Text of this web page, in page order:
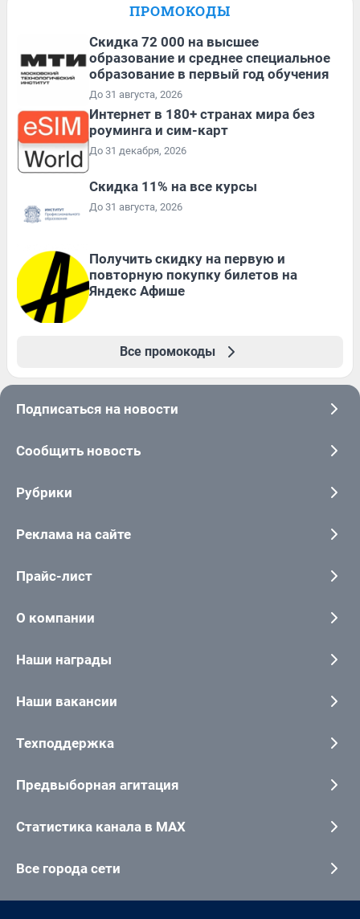
ПРОМОКОДЫ
Скидка 72 000 на высшее
образование и среднее специальное
образование в первый год обучения
До 31 августа, 2026
Интернет в 180+ странах мира без
роуминга и сим-карт
До 31 декабря, 2026
Скидка 11% на все курсы
До 31 августа, 2026
Получить скидку на первую и
повторную покупку билетов на
Яндекс Афише
Все промокоды
Подписаться на новости
Сообщить новость
Рубрики
Реклама на сайте
Прайс-лист
О компании
Наши награды
Наши вакансии
Техподдержка
Предвыборная агитация
Статистика канала в MAX
Все города сети